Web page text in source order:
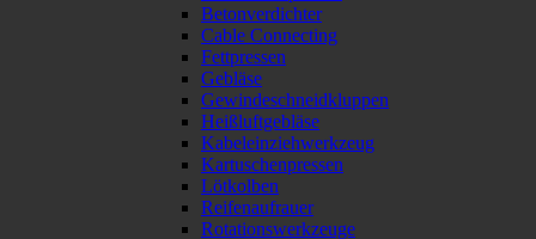
Betonverdichter
Cable Connecting
Fettpressen
Gebläse
Gewindeschneidkluppen
Heißluftgebläse
Kabeleinziehwerkzeug
Kartuschenpressen
Lötkolben
Reifenaufrauer
Rotationswerkzeuge